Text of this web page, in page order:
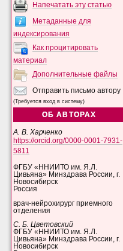
Напечатать эту статью
Метаданные для
индексирования
Как процитировать
материал
Дополнительные файлы
Отправить письмо автору
(Требуется вход в систему)
ОБ АВТОРАХ
А. В. Харченко
https://orcid.org/0000-0001-7931-
5811
ФГБУ «ННИИТО им. Я.Л.
Цивьяна» Минздрава России, г.
Новосибирск
Россия
врач-нейрохирург приемного
отделения
С. Б. Цветовский
ФГБУ «ННИИТО им. Я.Л.
Цивьяна» Минздрава России, г.
Новосибирск